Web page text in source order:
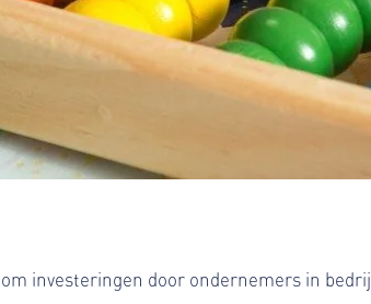
investeringen door ondernemers in